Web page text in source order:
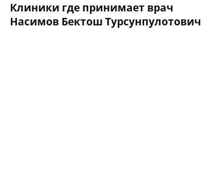
Клиники где принимает врач
Насимов Бектош Турсунпулотович